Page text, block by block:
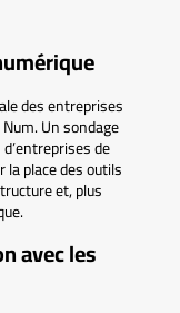
des entreprises
Un sondage
de
place des outils
et, plus
avec les